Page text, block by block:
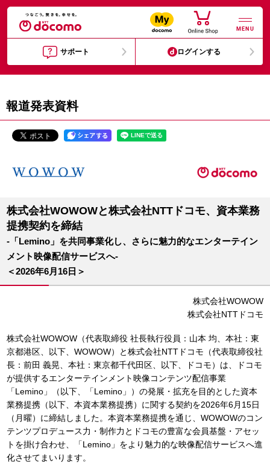
MENU
サポート ログインする
報道発表資料
株式会社WOWOWと株式会社NTTドコモ、資本業務
提携契約を締結
-「Lemino」を共同事業化し、さらに魅力的なエンターテイン
メント映像配信サービスへ-
＜2026年6月16日＞
株式会社WOWOW
株式会社NTTドコモ
株式会社WOWOW（代表取締役 社⾧執行役員：山本 均、本社：東
京都港区、以下、WOWOW）と株式会社NTTドコモ（代表取締役社
⾧：前田 義晃、本社：東京都千代田区、以下、ドコモ）は、ドコモ
が提供するエンターテインメント映像コンテンツ配信事業
「Lemino」（以下、「Lemino」）の発展・拡充を目的とした資本
業務提携（以下、本資本業務提携）に関する契約を2026年6月15日
（月曜）に締結しました。本資本業務提携を通じ、WOWOWのコン
テンツプロデュース力・制作力とドコモの豊富な会員基盤・アセッ
トを掛け合わせ、「Lemino」をより魅力的な映像配信サービスへ進
化させてまいります。